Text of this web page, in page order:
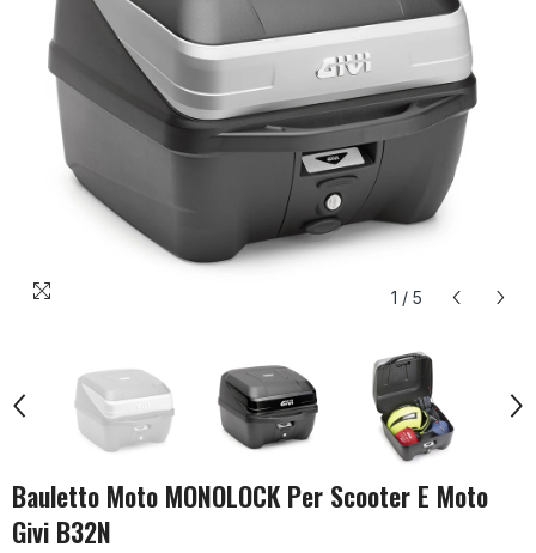
1 / 5
Bauletto Moto MONOLOCK Per Scooter E Moto
Givi B32N